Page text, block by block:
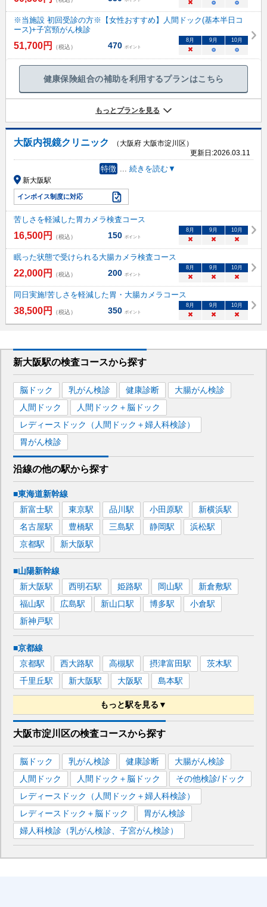
× ○ ○
※当施設 初回受診の方※【女性おすすめ】人間ドック(基本半日コ
ース)+子宮頸がん検診
51,700円 （税込） 470 ポイント
8月 9月 10月
× ○ ○
健康保険組合の補助を利用するプランはこちら
もっとプランを見る
大阪内視鏡クリニック
（大阪府 大阪市淀川区）
更新日:2026.03.11
特徴 ... 続きを読む▼
新大阪駅
インボイス制度に対応
苦しさを軽減した胃カメラ検査コース
16,500円 （税込） 150 ポイント
8月 9月 10月
× × ×
眠った状態で受けられる大腸カメラ検査コース
22,000円 （税込） 200 ポイント
8月 9月 10月
× × ×
同日実施!苦しさを軽減した胃・大腸カメラコース
38,500円 （税込） 350 ポイント
8月 9月 10月
× × ×
新大阪駅の検査コースから探す
脳ドック 乳がん検診 健康診断
大腸がん検診
人間ドック
人間ドック＋脳ドック
レディースドック（人間ドック＋婦人科検診）
胃がん検診
沿線の他の駅から探す
■東海道新幹線
新富士駅 東京駅 品川 駅 小田原駅 新横浜駅
名古屋駅 豊橋駅 三島駅 静岡駅 浜松駅
京都駅 新大阪駅
■山陽新幹線
新大阪駅 西明石駅 姫路駅 岡山駅 新倉敷駅
福山駅 広島駅 新山口駅 博多駅 小倉駅
新神戸駅
■京都線
京都駅 西大路駅 高槻駅 摂津富田駅 茨木駅
千里丘駅 新大阪駅 大阪駅 島本駅
もっと駅を見る▼
■JR宝塚線
新大阪駅 大阪駅 塚口駅 三田駅 伊丹駅
尼崎 駅
■大阪メトロ御堂筋線
新大阪駅 梅田駅 天王寺駅 なんば駅
なかもず駅 淀屋橋駅 西中島南方駅
あびこ駅 新金岡駅
大阪市淀川区の検査コースから探す
脳ドック 乳がん検診 健康診断
大腸がん検診
人間ドック
人間ドック＋脳ドック
その他検診/ドック
レディースドック（人間ドック＋婦人科検診）
レディースドック＋脳ドック
胃がん検診
婦人科検診（乳がん検診、子宮がん検診）